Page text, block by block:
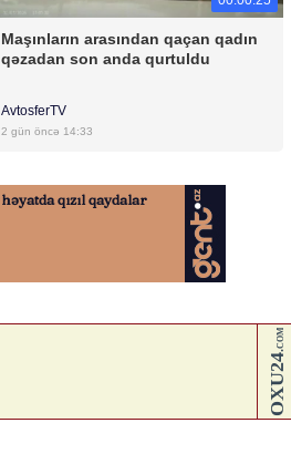
Maşınların arasından qaçan qadın
qəzadan son anda qurtuldu
AvtosferTV
2 gün öncə 14:33